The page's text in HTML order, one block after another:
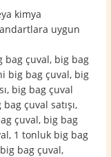
kimya
uygun
bag çuval, big bag
big bag çuval, big
big bag çuval
çuval satışı,
çuval, big bag
1 tonluk big bag
bag çuval,